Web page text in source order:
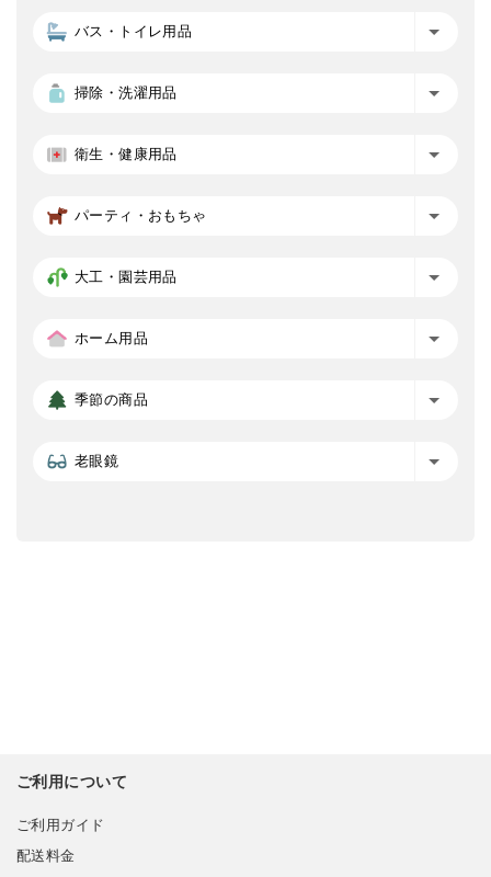
バス・トイレ用品
掃除・洗濯用品
衛生・健康用品
パーティ・おもちゃ
大工・園芸用品
ホーム用品
季節の商品
老眼鏡
ご利用について
ご利用ガイド
配送料金